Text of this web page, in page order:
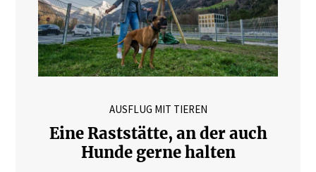
AUSFLUG MIT TIEREN
Eine Raststätte, an der auch
Hunde gerne halten